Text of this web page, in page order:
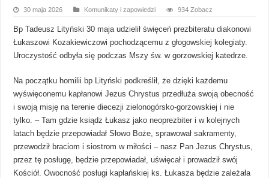
30 maja 2026 Komunikaty i zapowiedzi 934 Zobacz
Bp Tadeusz Lityński 30 maja udzielił święceń prezbiteratu diakonowi
Łukaszowi Kozakiewiczowi pochodzącemu z głogowskiej kolegiaty.
Uroczystość odbyła się podczas Mszy św. w gorzowskiej katedrze.
Na początku homilii bp Lityński podkreślił, że dzięki każdemu
wyświęconemu kapłanowi Jezus Chrystus przedłuża swoją obecność
i swoją misję na terenie diecezji zielonogórsko-gorzowskiej i nie
tylko. – Tam gdzie ksiądz Łukasz jako neoprezbiter i w kolejnych
latach będzie przepowiadał Słowo Boże, sprawował sakramenty,
przewodził braciom i siostrom w miłości – nasz Pan Jezus Chrystus,
przez tę posługę, będzie przepowiadał, uświęcał i prowadził swój
Kościół. Owocność posługi kapłańskiej ks. Łukasza będzie zależała